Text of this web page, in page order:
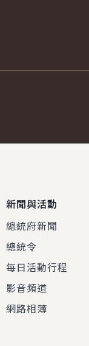
新聞與活動
總統府新聞
總統令
每日活動行程
影音頻道
網路相簿